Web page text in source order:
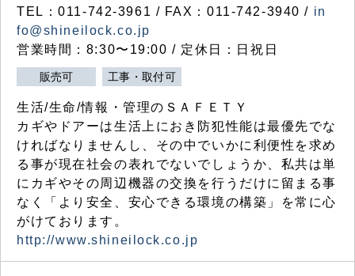
TEL：011-742-3961 / FAX：011-742-3940 / in
fo@shineilock.co.jp
営業時間：8:30〜19:00 / 定休日：日祝日
販売可 工事・取付可
生活/生命/情報・管理のＳＡＦＥＴＹ
カギやドアーは生活上におき防犯性能は最優先でな
ければなりませんし、その中でいかに利便性を求め
る事が現在社会の表れでないでしょうか、私共は単
にカギやその周辺機器の交換を行うだけに留まる事
なく「より安全、安心できる環境の構築」を常に心
がけております。
http://www.shineilock.co.jp